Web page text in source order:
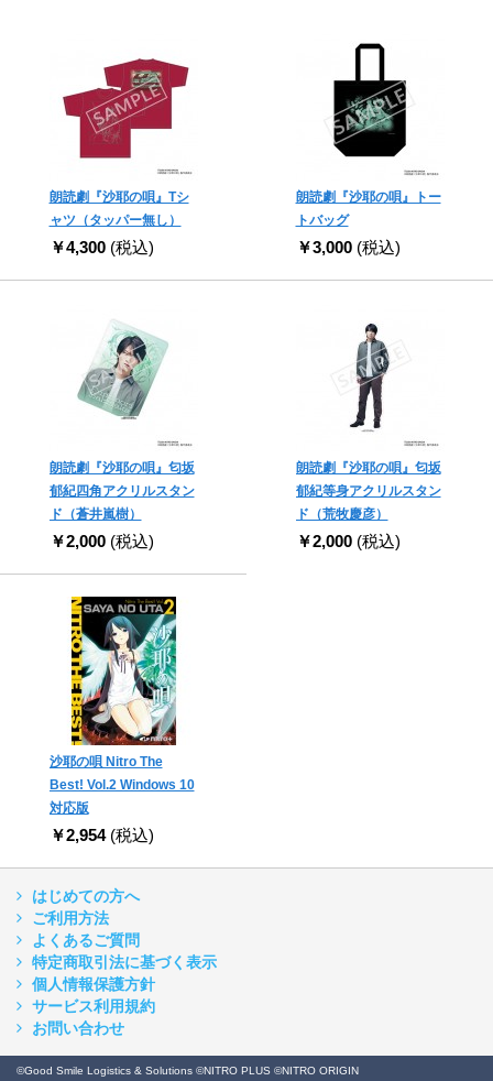
朗読劇『沙耶の唄』Tシ
ャツ（タッパー無し）
￥4,300 (税込)
朗読劇『沙耶の唄』トー
トバッグ
￥3,000 (税込)
朗読劇『沙耶の唄』匂坂
郁紀四角アクリルスタン
ド（蒼井嵐樹）
￥2,000 (税込)
朗読劇『沙耶の唄』匂坂
郁紀等身アクリルスタン
ド（荒牧慶彦）
￥2,000 (税込)
沙耶の唄 Nitro The
Best! Vol.2 Windows 10
対応版
￥2,954 (税込)
はじめての方へ
ご利用方法
よくあるご質問
特定商取引法に基づく表示
個人情報保護方針
サービス利用規約
お問い合わせ
©Good Smile Logistics & Solutions ©NITRO PLUS ©NITRO ORIGIN